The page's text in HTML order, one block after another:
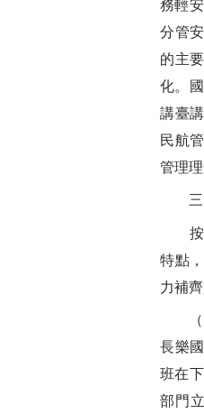
務輕
分管
的主
化。
講臺
民航
管理
三、
按照
特點
力補
（一
長樂
班在
部門